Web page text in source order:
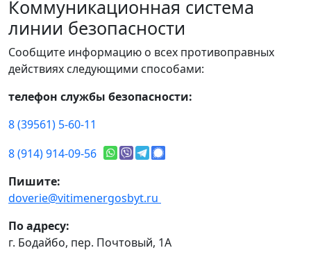
Коммуникационная система
линии безопасности
Сообщите информацию о всех противоправных
действиях следующими способами:
телефон службы безопасности:
8 (39561) 5-60-11
8 (914) 914-09-56
Пишите:
doverie@vitimenergosbyt.ru
По адресу:
г. Бодайбо, пер. Почтовый, 1А